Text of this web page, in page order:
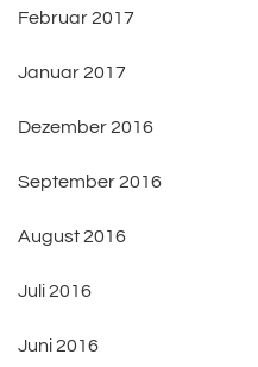
Februar 2017
Januar 2017
Dezember 2016
September 2016
August 2016
Juli 2016
Juni 2016